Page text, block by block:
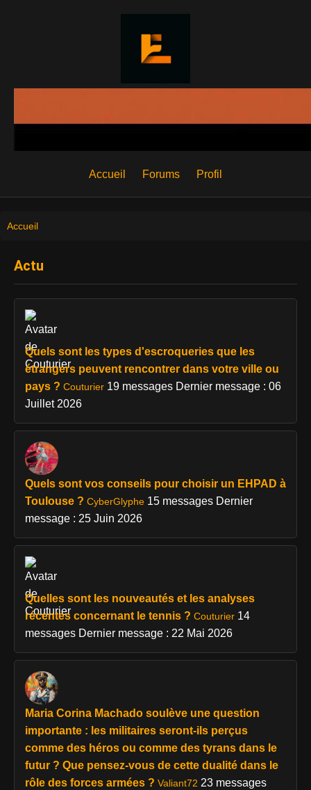
Accueil Forums Profil
Accueil
Actu
Quels sont les types d'escroqueries que les
étrangers peuvent rencontrer dans votre ville ou
pays ? Couturier 19 messages Dernier message : 06
Juillet 2026
Quels sont vos conseils pour choisir un EHPAD à
Toulouse ? CyberGlyphe 15 messages Dernier
message : 25 Juin 2026
Quelles sont les nouveautés et les analyses
récentes concernant le tennis ? Couturier 14
messages Dernier message : 22 Mai 2026
Maria Corina Machado soulève une question
importante : les militaires seront-ils perçus
comme des héros ou comme des tyrans dans le
futur ? Que pensez-vous de cette dualité dans le
rôle des forces armées ? Valiant72 23 messages